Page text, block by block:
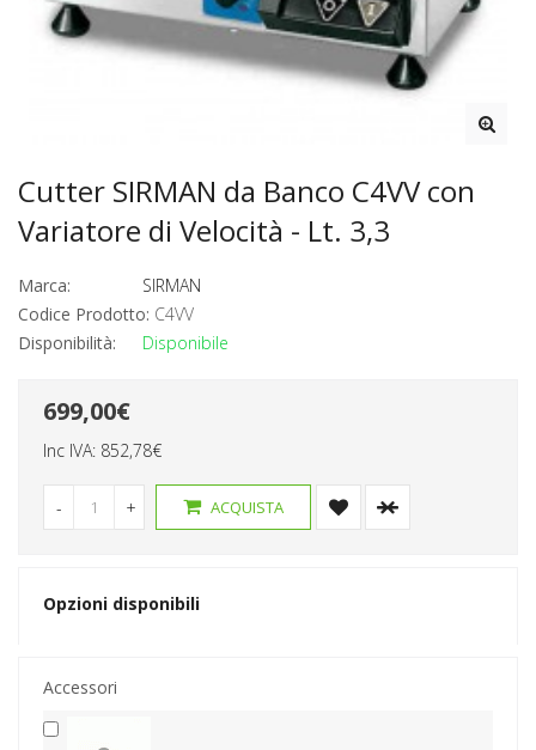
Cutter SIRMAN da Banco C4VV con
Variatore di Velocità - Lt. 3,3
Marca:
SIRMAN
Codice Prodotto: C4VV
Disponibilità:
Disponibile
699,00€
Inc IVA: 852,78€
- + ACQUISTA
Opzioni disponibili
Accessori